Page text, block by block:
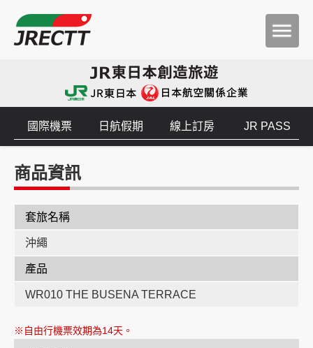
國際機票 日航假期 線上訂房 JR PASS
商品資訊
套旅名稱
沖繩
產品
WR010 THE BUSENA TERRACE
※自由行機票效期為14天。